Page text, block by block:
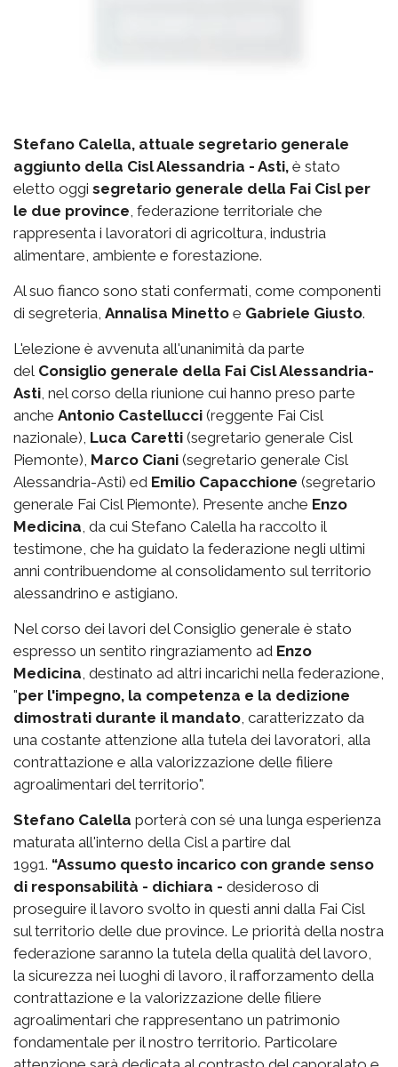
Stefano Calella, attuale segretario generale
aggiunto della Cisl Alessandria - Asti, è stato
eletto oggi segretario generale della Fai Cisl per
le due province, federazione territoriale che
rappresenta i lavoratori di agricoltura, industria
alimentare, ambiente e forestazione.
Al suo fianco sono stati confermati, come componenti
di segreteria, Annalisa Minetto e Gabriele Giusto.
L'elezione è avvenuta all'unanimità da parte
del Consiglio generale della Fai Cisl Alessandria-
Asti, nel corso della riunione cui hanno preso parte
anche Antonio Castellucci (reggente Fai Cisl
nazionale), Luca Caretti (segretario generale Cisl
Piemonte), Marco Ciani (segretario generale Cisl
Alessandria-Asti) ed Emilio Capacchione (segretario
generale Fai Cisl Piemonte). Presente anche Enzo
Medicina, da cui Stefano Calella ha raccolto il
testimone, che ha guidato la federazione negli ultimi
anni contribuendome al consolidamento sul territorio
alessandrino e astigiano.
Nel corso dei lavori del Consiglio generale è stato
espresso un sentito ringraziamento ad Enzo
Medicina, destinato ad altri incarichi nella federazione,
"per l'impegno, la competenza e la dedizione
dimostrati durante il mandato, caratterizzato da
una costante attenzione alla tutela dei lavoratori, alla
contrattazione e alla valorizzazione delle filiere
agroalimentari del territorio".
Stefano Calella porterà con sé una lunga esperienza
maturata all'interno della Cisl a partire dal
1991. “Assumo questo incarico con grande senso
di responsabilità - dichiara - desideroso di
proseguire il lavoro svolto in questi anni dalla Fai Cisl
sul territorio delle due province. Le priorità della nostra
federazione saranno la tutela della qualità del lavoro,
la sicurezza nei luoghi di lavoro, il rafforzamento della
contrattazione e la valorizzazione delle filiere
agroalimentari che rappresentano un patrimonio
fondamentale per il nostro territorio. Particolare